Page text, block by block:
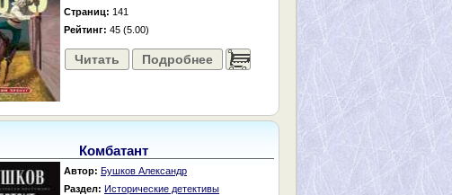
Страниц: 141
Рейтинг: 45 (5.00)
Читать Подробнее ......
Комбатант
Автор: Бушков Александр
Раздел: Исторические детективы